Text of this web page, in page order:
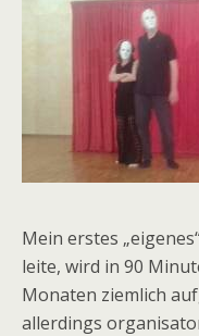
Mein erstes
leite, wird in 90
Monaten ziemlich
allerdings